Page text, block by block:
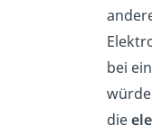
bei
die